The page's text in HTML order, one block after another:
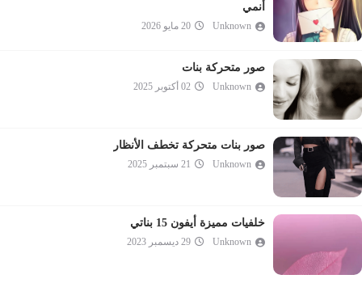
أنمي
Unknown 20 مايو 2026
صور متحركة بنات
Unknown 02 أكتوبر 2025
صور بنات متحركة تخطف الأنظار
Unknown 21 سبتمبر 2025
خلفيات مميزة أيفون 15 بناتي
Unknown 29 ديسمبر 2023